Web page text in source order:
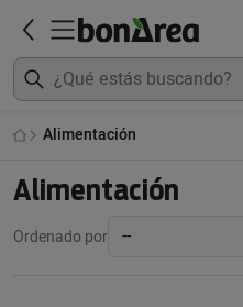
Alimentación
Alimentación
Ordenado por